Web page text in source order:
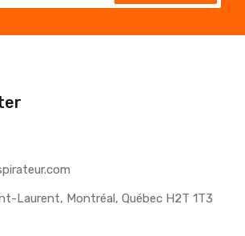
Laurent, Montréal, Québec H2T 1T3